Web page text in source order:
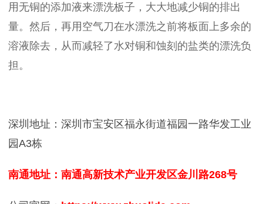
用无铜的添加液来漂洗板子，大大地减少铜的排出
量。然后，再用空气刀在水漂洗之前将板面上多余的
溶液除去，从而减轻了水对铜和蚀刻的盐类的漂洗负
担。
深圳地址：深圳市宝安区福永街道福园一路华发工业
园A3栋
南通地址：南通高新技术产业开发区金川路268号